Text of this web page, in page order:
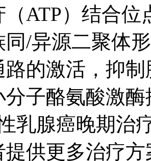
ATP）结合位
/异源二聚体形
的激活，
分子酪氨酸激
乳腺癌晚期治疗
提供更多治疗方